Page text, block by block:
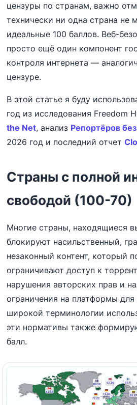
цензуры по странам, важно
технически ни одна страна не
идеальные 100 баллов. Веб-
просто ещё один компонент
контроля интернета —
цензуре.
В этой статье я буду
год из исследования Freedom
the Net, анализ Репортёров
2026 год и последний отчет
Страны с полной
свободой (100-70)
Многие страны, находящиеся
блокируют насильственный,
незаконный контент, который
ограничивают доступ к
нарушения авторских прав и
ограничения на платформы
широкой терминологии
эти нормативы также
балл.